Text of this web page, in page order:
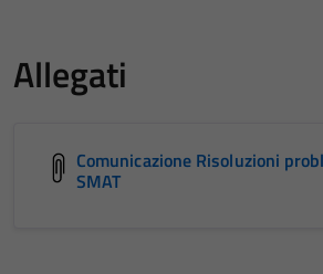
Allegati
Comunicazione Risoluzioni
SMAT